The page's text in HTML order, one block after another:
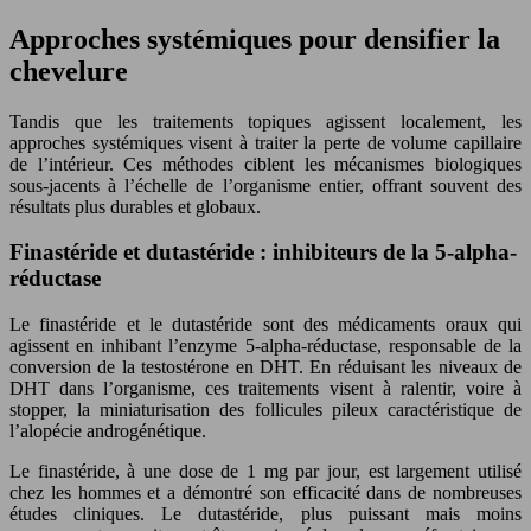
Approches systémiques pour densifier la
chevelure
Tandis que les traitements topiques agissent localement, les
approches systémiques visent à traiter la perte de volume capillaire
de l’intérieur. Ces méthodes ciblent les mécanismes biologiques
sous-jacents à l’échelle de l’organisme entier, offrant souvent des
résultats plus durables et globaux.
Finastéride et dutastéride : inhibiteurs de la 5-alpha-
réductase
Le finastéride et le dutastéride sont des médicaments oraux qui
agissent en inhibant l’enzyme 5-alpha-réductase, responsable de la
conversion de la testostérone en DHT. En réduisant les niveaux de
DHT dans l’organisme, ces traitements visent à ralentir, voire à
stopper, la miniaturisation des follicules pileux caractéristique de
l’alopécie androgénétique.
Le finastéride, à une dose de 1 mg par jour, est largement utilisé
chez les hommes et a démontré son efficacité dans de nombreuses
études cliniques. Le dutastéride, plus puissant mais moins